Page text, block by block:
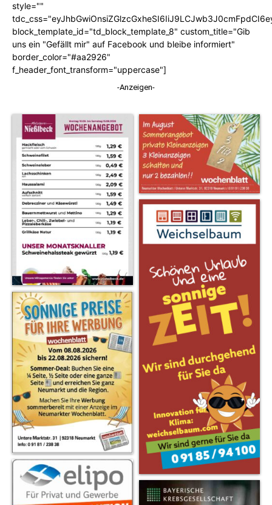
style=""
block_template_id="td_block_template_8" custom_title="Gib
uns ein "Gefällt mir" auf Facebook und bleibe informiert"
border_color="#aa2926"
f_header_font_transform="uppercase"]
-Anzeigen-